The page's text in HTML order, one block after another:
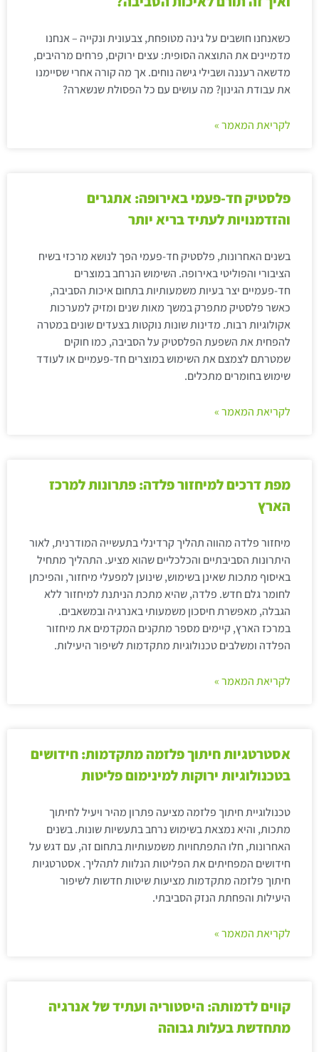
כשאנחנו חושבים על גינה מטופחת, צבעונית ונקייה – אנחנו
מדמיינים את התוצאה הסופית: עצים ירוקים, פרחים מרהיבים,
מדשאה רעננה ושבילי גישה נוחים. אך מה קורה אחרי שסיימנו
את עבודת הגינון? מה עושים עם כל הפסולת שנשארה?
לקריאת המאמר »
פלסטיק חד-פעמי באירופה: אתגרים
והזדמנויות לעתיד בריא יותר
בשנים האחרונות, פלסטיק חד-פעמי הפך לנושא מרכזי בשיח
הציבורי והפוליטי באירופה. השימוש הנרחב במוצרים
חד-פעמיים יצר בעיות משמעותיות בתחום איכות הסביבה,
כאשר פלסטיק מתפרק במשך מאות שנים ומזיק למערכות
אקולוגיות רבות. מדינות שונות נוקטות בצעדים שונים במטרה
להפחית את השפעת הפלסטיק על הסביבה, כמו חוקים
שמטרתם לצמצם את השימוש במוצרים חד-פעמיים או לעודד
שימוש בחומרים מתכלים.
לקריאת המאמר »
מפת דרכים למיחזור פלדה: פתרונות למרכז
הארץ
מיחזור פלדה מהווה תהליך קרדינלי בתעשייה המודרנית, לאור
היתרונות הסביבתיים והכלכליים שהוא מציע. התהליך מתחיל
באיסוף מתכות שאינן בשימוש, שינוען למפעלי מיחזור, והפיכתן
לחומר גלם חדש. פלדה, שהיא מתכת הניתנת למיחזור ללא
הגבלה, מאפשרת חיסכון משמעותי באנרגיה ובמשאבים.
במרכז הארץ, קיימים מספר מתקנים המקדמים את מיחזור
הפלדה ומשלבים טכנולוגיות מתקדמות לשיפור היעילות.
לקריאת המאמר »
אסטרטגיות חיתוך פלזמה מתקדמות: חידושים
בטכנולוגיות ירוקות למינימום פליטות
טכנולוגיית חיתוך פלזמה מציעה פתרון מהיר ויעיל לחיתוך
מתכות, והיא נמצאת בשימוש נרחב בתעשיות שונות. בשנים
האחרונות, חלו התפתחויות משמעותיות בתחום זה, עם דגש על
חידושים המפחיתים את הפליטות הנלוות לתהליך. אסטרטגיות
חיתוך פלזמה מתקדמות מציעות שיטות חדשות לשיפור
היעילות והפחתת הנזק הסביבתי.
לקריאת המאמר »
קווים לדמותה: היסטוריה ועתיד של אנרגיה
מתחדשת בעלות גבוהה